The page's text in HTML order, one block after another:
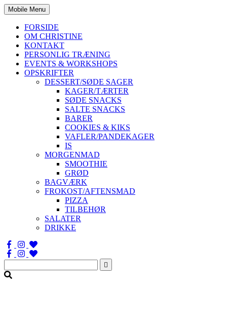
Mobile Menu
FORSIDE
OM CHRISTINE
KONTAKT
PERSONLIG TRÆNING
EVENTS & WORKSHOPS
OPSKRIFTER
DESSERT/SØDE SAGER
KAGER/TÆRTER
SØDE SNACKS
SALTE SNACKS
BARER
COOKIES & KIKS
VAFLER/PANDEKAGER
IS
MORGENMAD
SMOOTHIE
GRØD
BAGVÆRK
FROKOST/AFTENSMAD
PIZZA
TILBEHØR
SALATER
DRIKKE
Søg
efter: